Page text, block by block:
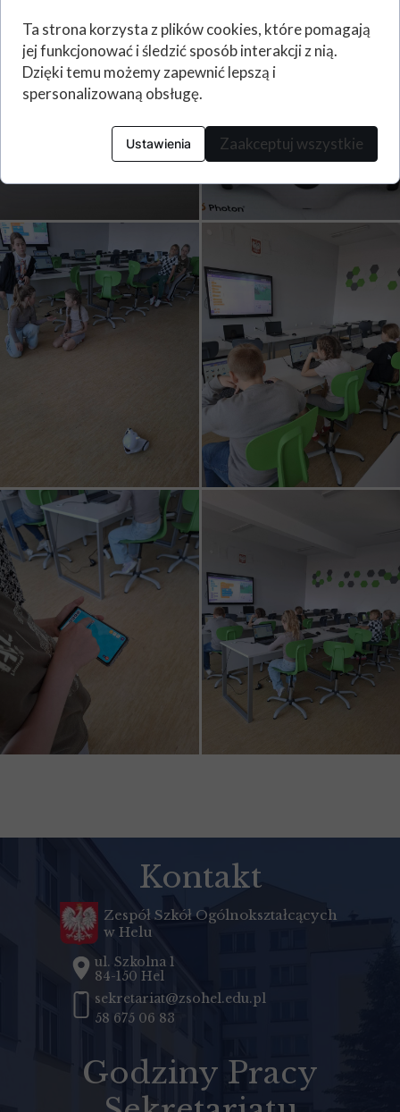
Kontakt
Zespół Szkół Ogólnokształcących
w Helu
ul. Szkolna 1
84-150 Hel
sekretariat@zsohel.edu.pl
58 675 06 83
Godziny Pracy
Ta strona korzysta z plików cookies, które pomagają
jej funkcjonować i śledzić sposób interakcji z nią.
Dzięki temu możemy zapewnić lepszą i
spersonalizowaną obsługę.
Ustawienia Zaakceptuj wszystkie